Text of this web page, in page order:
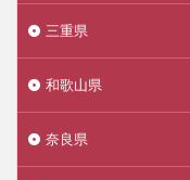
三重県
和歌山県
奈良県